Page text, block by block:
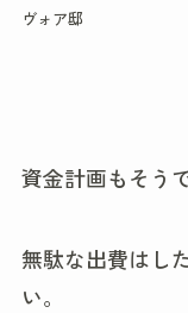
ヴォア邸
資金計画もそう
無駄な出費はし
い。